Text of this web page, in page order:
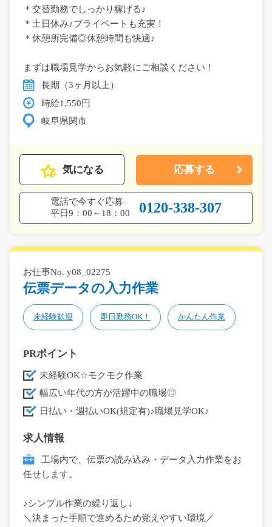
＊交替勤務でしっかり稼げる♪
＊土日休み♪プライベートも充実！
＊休憩所完備◎休憩時間も快適♪
まずは職場見学からお気軽にご相談ください！
長期（3ヶ月以上）
時給1,550円
岐阜県関市
気になる 応募する
電話で今すぐ応募
平日9：00～18：00
0120-338-307
お仕事No. y08_02275
伝票データの入力作業
未経験歓迎 即日勤務OK！ かんたん作業
PRポイント
未経験OK☆モクモク作業
幅広い年代の方が活躍中の職場◎
日払い・週払いOK(規定有)♪職場見学OK♪
求人情報
工場内で、伝票の読み込み・データ入力作業をお
任せします。
♪シンプル作業の繰り返し↓
＼決まった手順で進めるため覚えやすい環境／